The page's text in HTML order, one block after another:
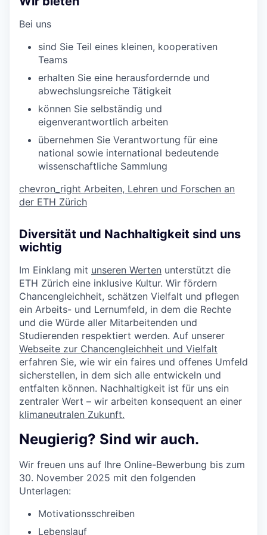
Bei uns
sind Sie Teil eines kleinen, kooperativen
Teams
erhalten Sie eine herausfordernde und
abwechslungsreiche Tätigkeit
können Sie selbständig und
eigenverantwortlich arbeiten
übernehmen Sie Verantwortung für eine
national sowie international bedeutende
wissenschaftliche Sammlung
chevron_right Arbeiten, Lehren und Forschen an
der ETH Zürich
Diversität und Nachhaltigkeit sind uns
wichtig
Im Einklang mit unseren Werten unterstützt die
ETH Zürich eine inklusive Kultur. Wir fördern
Chancengleichheit, schätzen Vielfalt und pflegen
ein Arbeits- und Lernumfeld, in dem die Rechte
und die Würde aller Mitarbeitenden und
Studierenden respektiert werden. Auf unserer
Webseite zur Chancengleichheit und Vielfalt
erfahren Sie, wie wir ein faires und offenes Umfeld
sicherstellen, in dem sich alle entwickeln und
entfalten können. Nachhaltigkeit ist für uns ein
zentraler Wert – wir arbeiten konsequent an einer
klimaneutralen Zukunft.
Neugierig? Sind wir auch.
Wir freuen uns auf Ihre Online-Bewerbung bis zum
30. November 2025 mit den folgenden
Unterlagen:
Motivationsschreiben
Lebenslauf